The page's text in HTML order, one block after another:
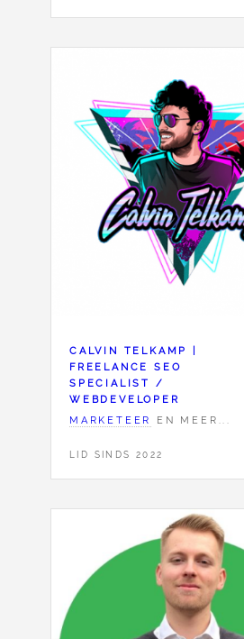
CALVIN TELKAMP |
FREELANCE SEO
SPECIALIST /
WEBDEVELOPER
MARKETEER
EN MEER...
LID SINDS 2022